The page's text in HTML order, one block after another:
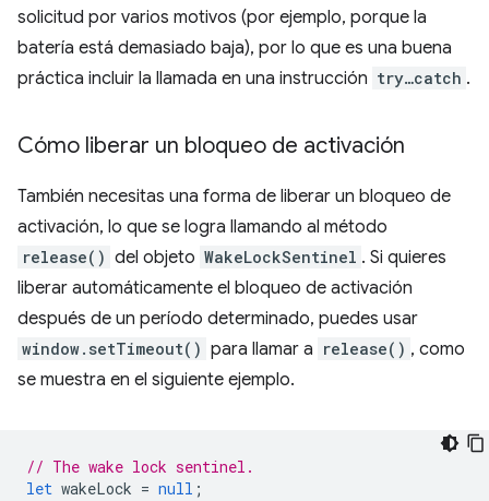
solicitud por varios motivos (por ejemplo, porque la
batería está demasiado baja), por lo que es una buena
práctica incluir la llamada en una instrucción try…catch .
Cómo liberar un bloqueo de activación
También necesitas una forma de liberar un bloqueo de
activación, lo que se logra llamando al método
release() del objeto WakeLockSentinel . Si quieres
liberar automáticamente el bloqueo de activación
después de un período determinado, puedes usar
window.setTimeout() para llamar a release() , como
se muestra en el siguiente ejemplo.
// The wake lock sentinel.
let wakeLock = null ;